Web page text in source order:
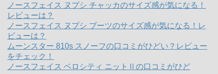
ノースフェイス ヌプシ チャッカのサイズ感が気になる！
レビューは？
ノースフェイス ヌプシ ブーツのサイズ感が気になる！レ
ビューは？
ムーンスター 810s スノーフの口コミがひどい？レビュー
をチェック！
ノースフェイス ベロシティ ニットⅡの口コミがひど